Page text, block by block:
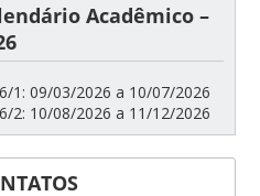
Acadêmico –
1: 09/03/2026 a 10/07/2026
2: 10/08/2026 a 11/12/2026